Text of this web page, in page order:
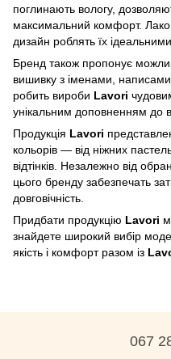
поглинають вологу,
максимальний комфорт.
дизайн роблять їх
Бренд також пропонує
вишивку з іменами,
робить вироби Lavori
унікальним доповненням до
Продукція Lavori
кольорів — від ніжних
відтінків. Незалежно від
цього бренду забезпечать
довговічність.
Придбати продукцію Lavori
знайдете широкий вибір
якість і комфорт разом із
067